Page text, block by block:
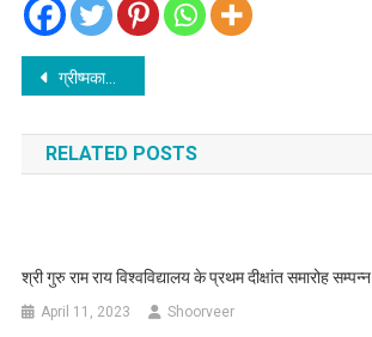
Post
navigation
ग्रीष्मकालीन राजधानी गैरसैंण (भराड़ीसैंण) में सादगी से मनाया गया राज्य स्थापना दिवस
RELATED POSTS
श्री गुरु राम राय विश्वविद्यालय के प्रथम दीक्षांत समारोह सम्पन्न
April 11, 2023 Shoorveer